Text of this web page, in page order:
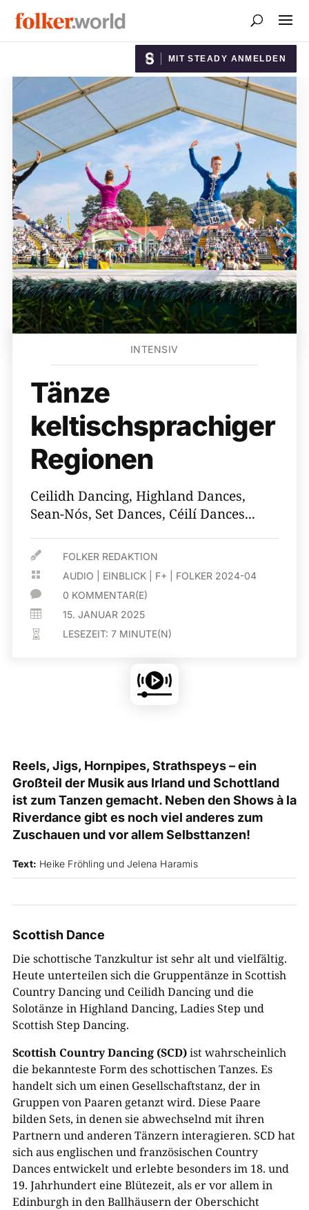
MIT STEADY ANMELDEN
INTENSIV
Tänze
keltischsprachiger
Regionen
Ceilidh Dancing, Highland Dances,
Sean-​Nós, Set Dances, Céilí Dances...
 FOLKER REDAKTION
 AUDIO EINBLICK F+ FOLKER 2024-04
 0 KOMMENTAR(E)
 15. JANUAR 2025
 LESEZEIT:7 MINUTE(N)
Reels, Jigs, Hornpipes, Strathspeys – ­ein
Großteil der Musik aus Irland und Schottland
ist zum Tanzen gemacht. Neben den Shows à la
Riverdance gibt es noch viel anderes zum
Zuschauen und vor allem Selbsttanzen!
Text: Heike Fröhling und Jelena Haramis
Scottish Dance
Die schottische Tanzkultur ist sehr alt und vielfältig.
Heute unterteilen sich die Gruppentänze in Scottish
Country Dancing und Ceilidh Dancing und die
Solotänze in Highland Dancing, Ladies Step und
Scottish Step Dancing.
Scottish Country Dancing (SCD)ist wahrscheinlich
die bekannteste Form des schottischen Tanzes. Es
handelt sich um einen Gesellschaftstanz, der in
Gruppen von Paaren getanzt wird. Diese Paare
bilden Sets, in denen sie abwechselnd mit ihren
Partnern und anderen Tänzern interagieren. SCD hat
sich aus englischen und französischen Country
Dances entwickelt und erlebte besonders im 18. und
19. Jahrhundert eine Blütezeit, als er vor allem in
Edinburgh in den Ballhäusern der Oberschicht